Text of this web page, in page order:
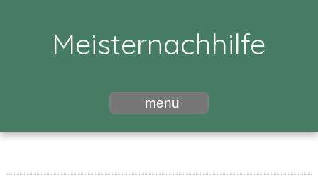
Meisternachhilfe
menu